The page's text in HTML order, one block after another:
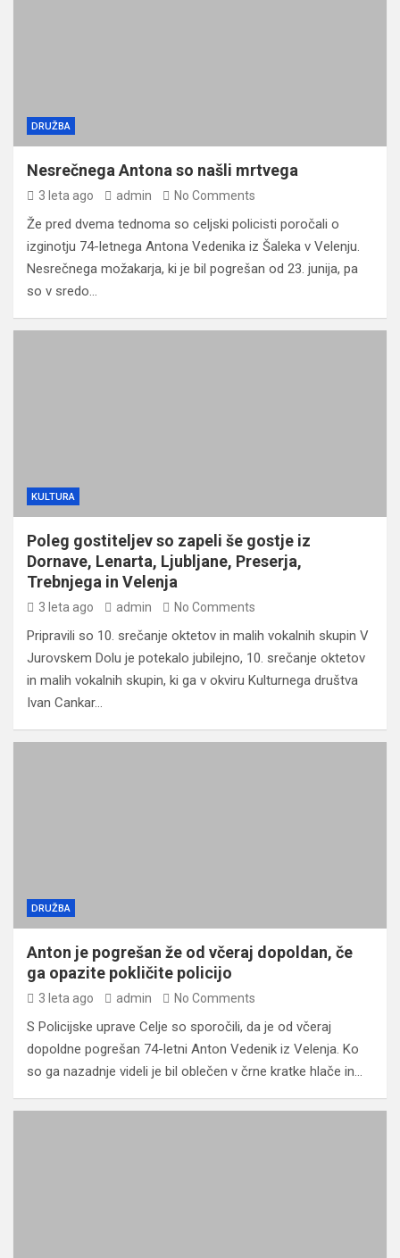
DRUŽBA
Nesrečnega Antona so našli mrtvega
3 leta ago admin No Comments
Že pred dvema tednoma so celjski policisti poročali o
izginotju 74-letnega Antona Vedenika iz Šaleka v Velenju.
Nesrečnega možakarja, ki je bil pogrešan od 23. junija, pa
so v sredo…
KULTURA
Poleg gostiteljev so zapeli še gostje iz
Dornave, Lenarta, Ljubljane, Preserja,
Trebnjega in Velenja
3 leta ago admin No Comments
Pripravili so 10. srečanje oktetov in malih vokalnih skupin V
Jurovskem Dolu je potekalo jubilejno, 10. srečanje oktetov
in malih vokalnih skupin, ki ga v okviru Kulturnega društva
Ivan Cankar…
DRUŽBA
Anton je pogrešan že od včeraj dopoldan, če
ga opazite pokličite policijo
3 leta ago admin No Comments
S Policijske uprave Celje so sporočili, da je od včeraj
dopoldne pogrešan 74-letni Anton Vedenik iz Velenja. Ko
so ga nazadnje videli je bil oblečen v črne kratke hlače in…